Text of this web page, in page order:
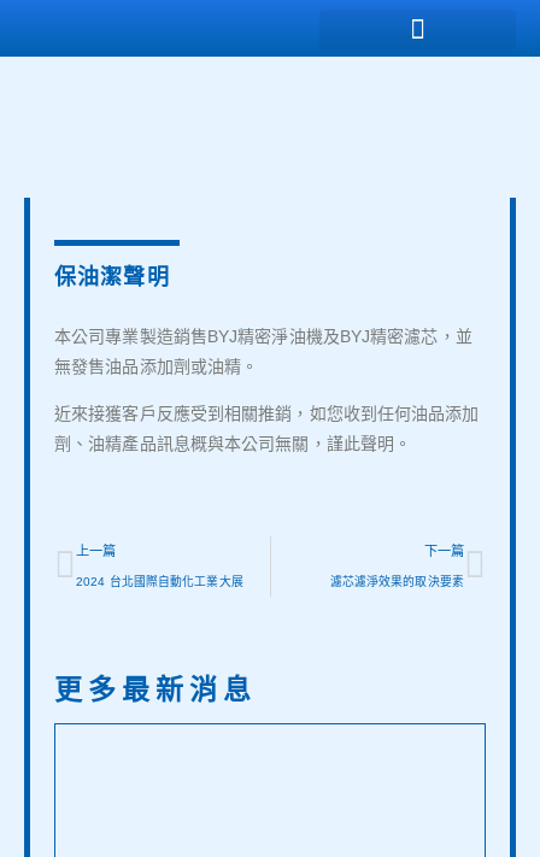
保油潔聲明
本公司專業製造銷售BYJ精密淨油機及BYJ精密濾芯，並
無發售油品添加劑或油精。
近來接獲客戶反應受到相關推銷，如您收到任何油品添加
劑、油精產品訊息概與本公司無關，謹此聲明。
上一篇
2024 台北國際自動化工業大展
下一篇
濾芯濾淨效果的取決要素
更多最新消息